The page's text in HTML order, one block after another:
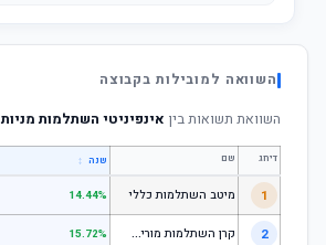
השוואה למובילות בקבוצה
השוואת תשואות בין אינפיניטי השתלמות מניות
דירוג שם שנה ↕
1 מיטב השתלמות כללי 14.44%
2 ק
רן השתלמות מורים וגננות המסלול הרגיל - מסלול כללי 15.72%